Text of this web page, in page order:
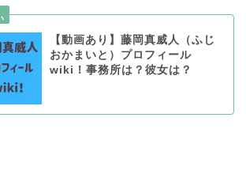
【動画あり】藤岡真威人（ふじ
おかまいと）プロフィール
wiki！事務所は？彼女は？